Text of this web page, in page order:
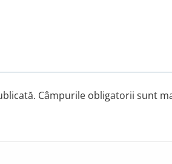
Câmpurile obligatorii sunt